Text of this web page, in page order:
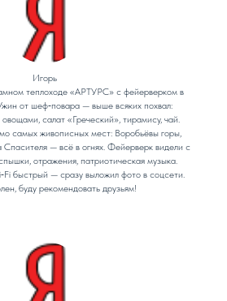
Игорь
теплоходе «АРТУРС» с фейерверком в
от шеф‑повара — выше всяких похвал:
салат «Греческий», тирамису, чай.
самых живописных мест: Воробьёвы горы,
— всё в огнях. Фейерверк видели с
отражения, патриотическая музыка.
быстрый — сразу выложил фото в соцсети.
буду рекомендовать друзьям!